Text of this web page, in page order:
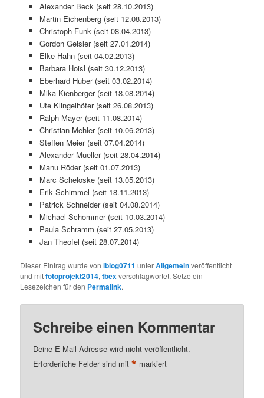
Alexander Beck (seit 28.10.2013)
Martin Eichenberg (seit 12.08.2013)
Christoph Funk (seit 08.04.2013)
Gordon Geisler (seit 27.01.2014)
Elke Hahn (seit 04.02.2013)
Barbara Hoisl (seit 30.12.2013)
Eberhard Huber (seit 03.02.2014)
Mika Kienberger (seit 18.08.2014)
Ute Klingelhöfer (seit 26.08.2013)
Ralph Mayer (seit 11.08.2014)
Christian Mehler (seit 10.06.2013)
Steffen Meier (seit 07.04.2014)
Alexander Mueller (seit 28.04.2014)
Manu Röder (seit 01.07.2013)
Marc Scheloske (seit 13.05.2013)
Erik Schimmel (seit 18.11.2013)
Patrick Schneider (seit 04.08.2014)
Michael Schommer (seit 10.03.2014)
Paula Schramm (seit 27.05.2013)
Jan Theofel (seit 28.07.2014)
Dieser Eintrag wurde voniblog0711 unterAllgemeinveröffentlicht
und mitfotoprojekt2014,tbexverschlagwortet. Setze ein
Lesezeichen für den Permalink.
Schreibe einen Kommentar
Deine E-Mail-Adresse wird nicht veröffentlicht.
Erforderliche Felder sind mit* markiert